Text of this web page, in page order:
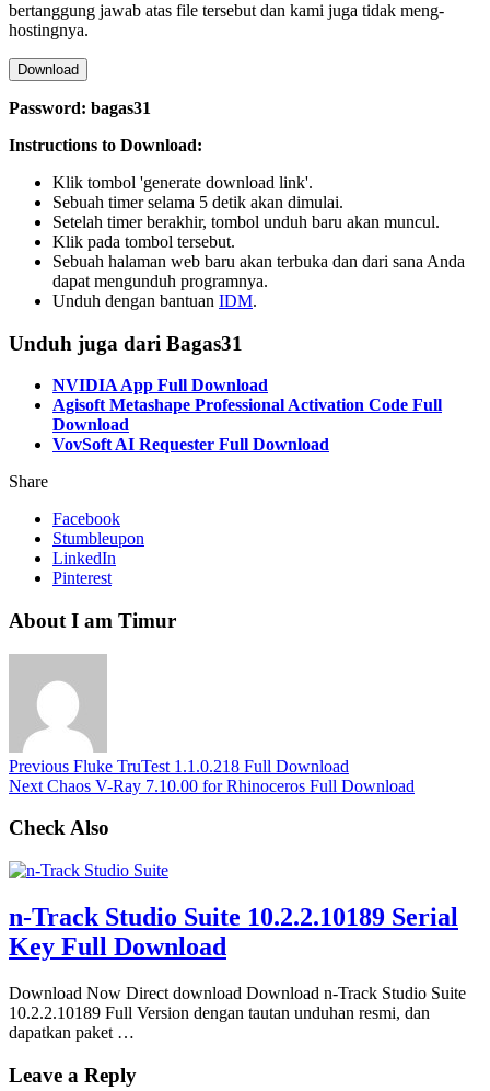
bertanggung jawab atas file tersebut dan kami juga tidak meng-
hostingnya.
Download
Password: bagas31
Instructions to Download:
Klik tombol 'generate download link'.
Sebuah timer selama 5 detik akan dimulai.
Setelah timer berakhir, tombol unduh baru akan muncul.
Klik pada tombol tersebut.
Sebuah halaman web baru akan terbuka dan dari sana Anda
dapat mengunduh programnya.
Unduh dengan bantuan IDM.
Unduh juga dari Bagas31
NVIDIA App Full Download
Agisoft Metashape Professional Activation Code Full
Download
VovSoft AI Requester Full Download
Share
Facebook
Stumbleupon
LinkedIn
Pinterest
About I am Timur
Previous Fluke TruTest 1.1.0.218 Full Download
Next Chaos V-Ray 7.10.00 for Rhinoceros Full Download
Check Also
n-Track Studio Suite 10.2.2.10189 Serial
Key Full Download
Download Now Direct download Download n-Track Studio Suite
10.2.2.10189 Full Version dengan tautan unduhan resmi, dan
dapatkan paket …
Leave a Reply